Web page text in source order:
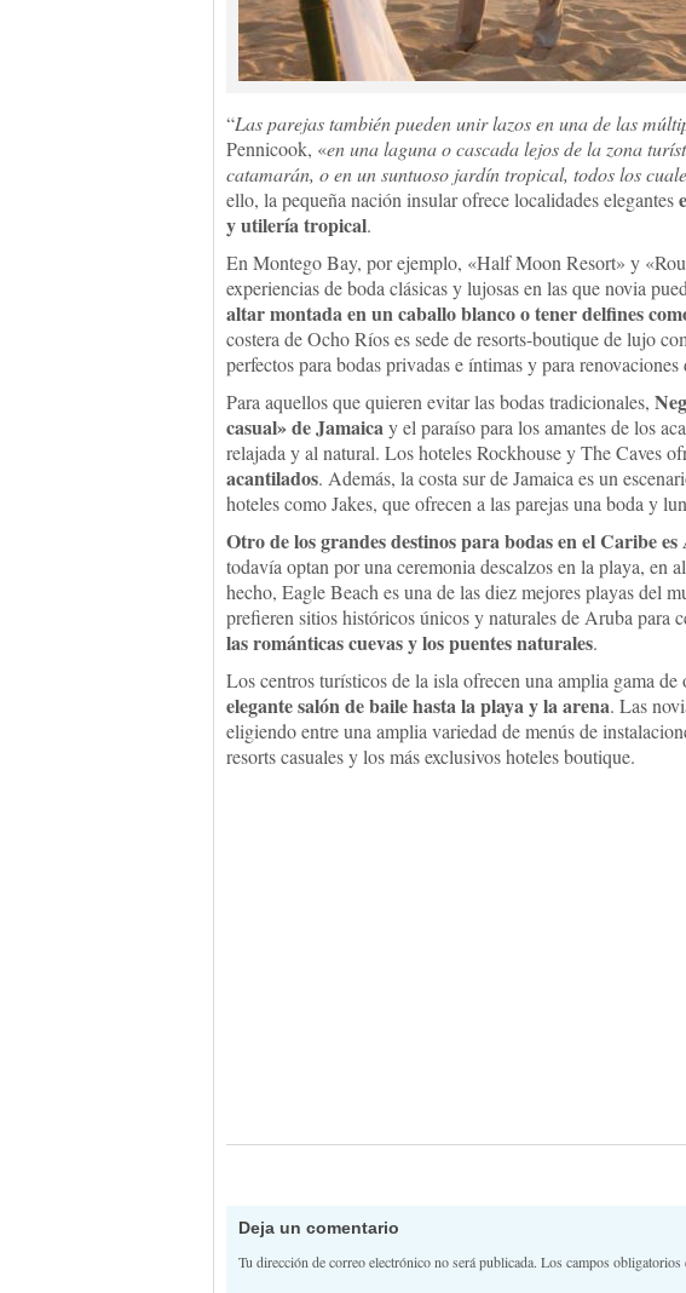
“Las parejas también pueden unir lazos en una de las
Pennicook, «en una laguna o cascada lejos de la zona
catamarán, o en un suntuoso jardín tropical, todos los
ello, la pequeña nación insular ofrece localidades elegantes
y utilería tropical.
En Montego Bay, por ejemplo, «Half Moon Resort» y
experiencias de boda clásicas y lujosas en las que novia
altar montada en un caballo blanco o tener delfines
costera de Ocho Ríos es sede de resorts-boutique de lujo
perfectos para bodas privadas e íntimas y para renovaciones
Para aquellos que quieren evitar las bodas tradicionales,
casual» de Jamaicay el paraíso para los amantes de los
relajada y al natural. Los hoteles Rockhouse y The Caves
acantilados. Además, la costa sur de Jamaica es un
hoteles como Jakes, que ofrecen a las parejas una boda y
Otro de los grandes destinos para bodas en el Caribe
todavía optan por una ceremonia descalzos en la playa, en
hecho, Eagle Beach es una de las diez mejores playas del
prefieren sitios históricos únicos y naturales de Aruba para
las románticas cuevas y los puentes naturales.
Los centros turísticos de la isla ofrecen una amplia gama de
elegante salón de baile hasta la playa y la arena. Las
eligiendo entre una amplia variedad de menús de
resorts casuales y los más exclusivos hoteles boutique.
Deja un comentario
Tu dirección de correo electrónico no será publicada. Los campos obligatorios